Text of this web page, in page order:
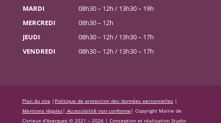
MARDI
08h30 – 12h / 13h30 – 19h
MERCREDI
08h30 – 12h
JEUDI
08h30 – 12h / 13h30 – 17h
VENDREDI
08h30 – 12h / 13h30 – 17h
Plan du site | Politique de protection des données personnelles|
Mentions légales| Accessibilité non conforme | Copyright Mairie de
Civrieux d’Azergues © 2021 – 2026 | Conception et réalisation Studio